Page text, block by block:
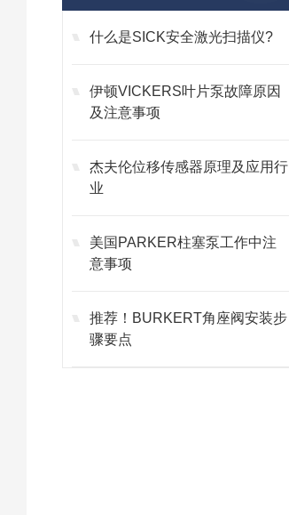
什么是SICK安全激光扫描仪?
伊顿VICKERS叶片泵故障原因
及注意事项
杰夫伦位移传感器原理及应用行
业
美国PARKER柱塞泵工作中注
意事项
推荐！BURKERT角座阀安装步
骤要点